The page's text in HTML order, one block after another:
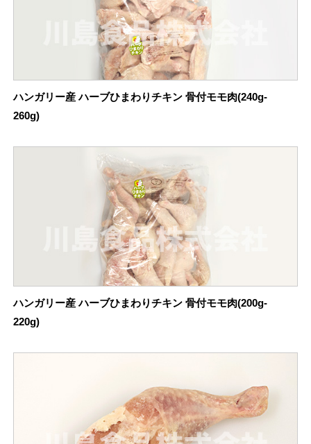
ハンガリー産 ハーブひまわりチキン 骨付モモ肉(240g-
260g)
ハンガリー産 ハーブひまわりチキン 骨付モモ肉(200g-
220g)